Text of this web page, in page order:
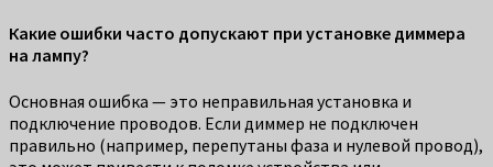
Какие ошибки часто допускают при установке диммера
на лампу?
Основная ошибка — это неправильная установка и
подключение проводов. Если диммер не подключен
правильно (например, перепутаны фаза и нулевой провод),